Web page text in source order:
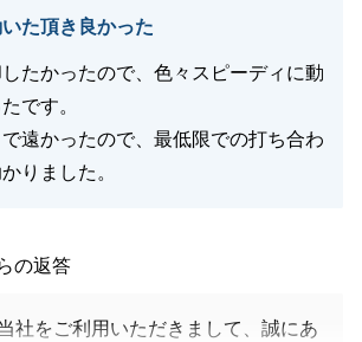
が出来ました。
お忙しい中時間を合わせてお集り下さ
お聞きいただきました事、重ねてお礼
なるご多幸を心よりお祈り申し上げ
りますよう、よろしくお願いいたし
た頂き良かった
たかったので、色々スピーディに動
です。
遠かったので、最低限での打ち合わ
りました。
の返答
社をご利用いただきまして、誠にあ